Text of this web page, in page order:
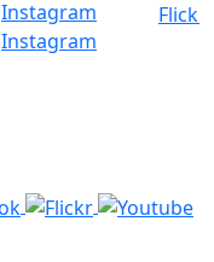
Instagram
Flickr